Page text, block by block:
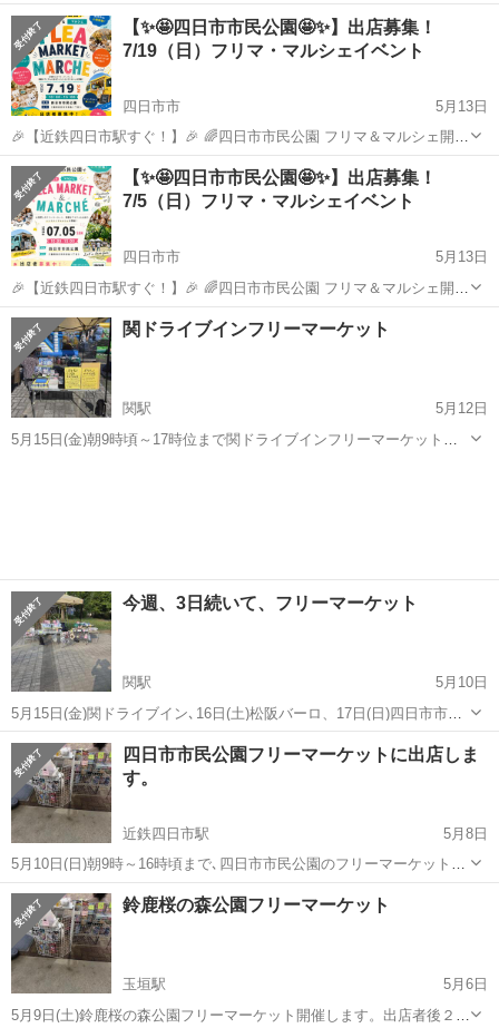
くじ引きやぬいぐるみ等出店してます。是非皆様来て、買いに来て
ね。夕方頃までいます。
三重 亀山市 関駅 フリーマーケット ポケモンカード
【✨🤩四日市市民公園🤩✨】出店募集！
7/19（日）フリマ・マルシェイベント
四日市市
5月13日
🎉【近鉄四日市駅すぐ！】🎉 🌈四日市市民公園 フリマ＆マルシェ開催
🌈 三重県四日市市で大人気✨ **『四日市市民公園』**にて にぎわい抜
群の【フリマ＆マルシェ】を開催します！ お買い物ついでに👣 お散
歩...
三重 四日市市 フリーマーケット マルシェ
【✨🤩四日市市民公園🤩✨】出店募集！
7/5（日）フリマ・マルシェイベント
四日市市
5月13日
🎉【近鉄四日市駅すぐ！】🎉 🌈四日市市民公園 フリマ＆マルシェ開催
🌈 三重県四日市市で大人気✨ **『四日市市民公園』**にて にぎわい抜
群の【フリマ＆マルシェ】を開催します！ お買い物ついでに👣 お散
歩...
三重 四日市市 フリーマーケット
関ドライブインフリーマーケット
関駅
5月12日
5月15日(金)朝9時頃～17時位まで関ドライブインフリーマーケット出
今週、3日続いて、フリーマーケット
関駅
5月10日
5月15日(金)関ドライブイン､16日(土)松阪バーロ、17日(日)四日市市民
公園に、出店します。是非お近くの方見に来て、買いに来てね。ポケ
モンカードやぬいぐるみや今原宿で話題になっている、スクイーズ等
の販売します。皆様来て...
三重 亀山市 関駅 フリーマーケット ポケモンカード
四日市市民公園フリーマーケットに出店しま
す。
近鉄四日市駅
5月8日
5月10日(日)朝9時～16時頃まで､四日市市民公園のフリーマーケットに
出店します。ポケモンカードやぬいぐるみ等の販売します。お近くの
方見に来て、買いに来てね。5月9日(土)鈴鹿桜の森公園も宜しくお願い
します。まだ､鈴鹿桜の...
三重 四日市市 近鉄四日市駅 フリーマーケット
ポケモンカード
鈴鹿桜の森公園フリーマーケット
玉垣駅
5月6日
5月9日(土)鈴鹿桜の森公園フリーマーケット開催します。出店者後２店